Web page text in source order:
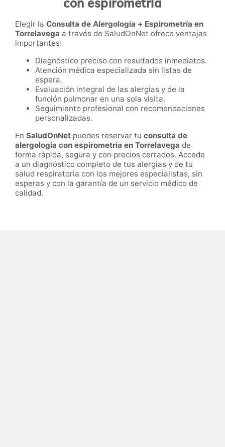
con espirometría
Elegir la Consulta de Alergología + Espirometría en
Torrelavega a través de SaludOnNet ofrece ventajas
importantes:
Diagnóstico preciso con resultados inmediatos.
Atención médica especializada sin listas de
espera.
Evaluación integral de las alergias y de la
función pulmonar en una sola visita.
Seguimiento profesional con recomendaciones
personalizadas.
En SaludOnNet puedes reservar tu consulta de
alergología con espirometría en Torrelavega de
forma rápida, segura y con precios cerrados. Accede
a un diagnóstico completo de tus alergias y de tu
salud respiratoria con los mejores especialistas, sin
esperas y con la garantía de un servicio médico de
calidad.